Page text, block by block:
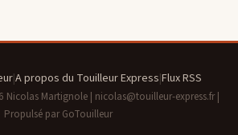
|A propos du Touilleur Express|Flux RSS
Martignole | nicolas@touilleur-express.fr |
Propulsé par GoTouilleur